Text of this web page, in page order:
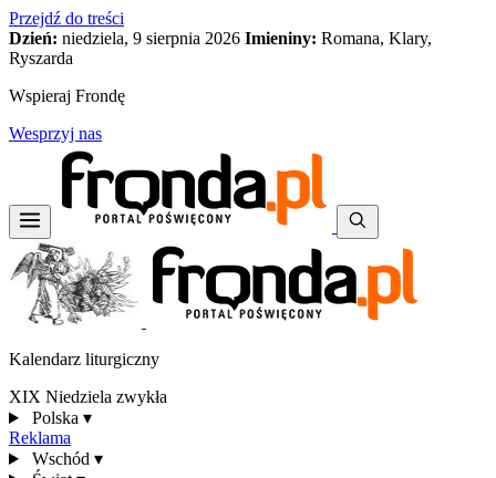
Przejdź do treści
Dzień: niedziela, 9 sierpnia 2026 Imieniny: Romana, Klary,
Ryszarda
Wspieraj Frondę
Wesprzyj nas
Kalendarz liturgiczny
XIX Niedziela zwykła
Polska ▾
Reklama
Wschód ▾